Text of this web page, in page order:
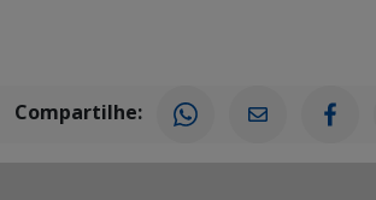
Compartilhe: